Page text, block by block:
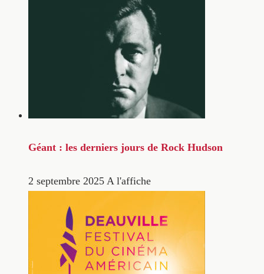
Géant : les derniers jours de Rock Hudson
2 septembre 2025 A l'affiche